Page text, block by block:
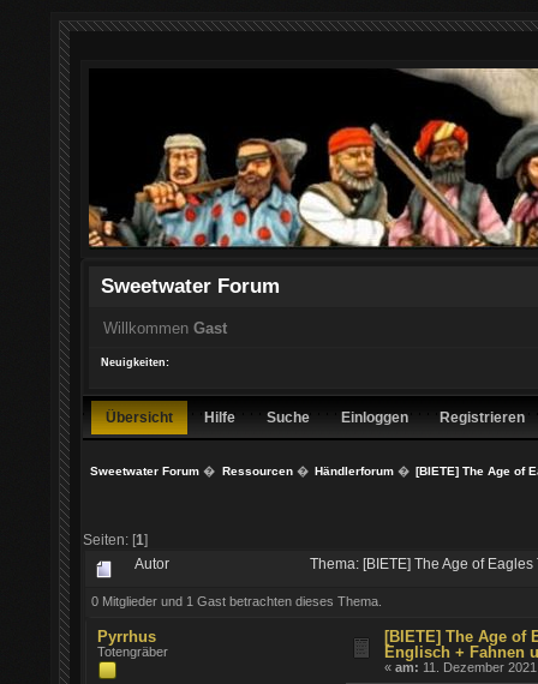
Sweetwater Forum
Willkommen Gast
Neuigkeiten:
Übersicht Hilfe Suche Einloggen Registrieren
Sweetwater Forum � Ressourcen� Händlerforum� [BIETE] The Age of
Seiten: [1]
Autor Thema: [BIETE] The Age of
0 Mitglieder und 1 Gast betrachten dieses Thema.
Pyrrhus
Totengräber
[BIETE] The Age of
Englisch + Fahnen
«am: 11. Dezember